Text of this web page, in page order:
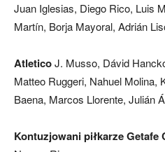
Juan Iglesias, Diego Rico, Luis
Martín, Borja Mayoral, Adrián
AtleticoJ. Musso, Dávid
Matteo Ruggeri, Nahuel Molina,
Baena, Marcos Llorente, Julián
Kontuzjowani piłkarze Getafe